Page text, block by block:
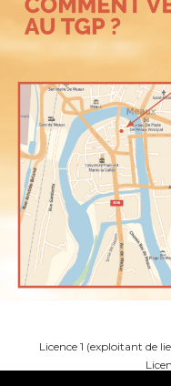
Licence 1 (exploitant de